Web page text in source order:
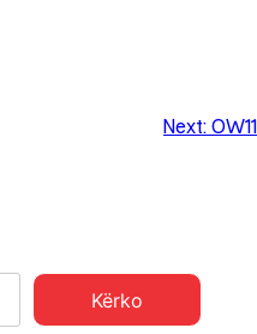
Next: OW11
Kërko